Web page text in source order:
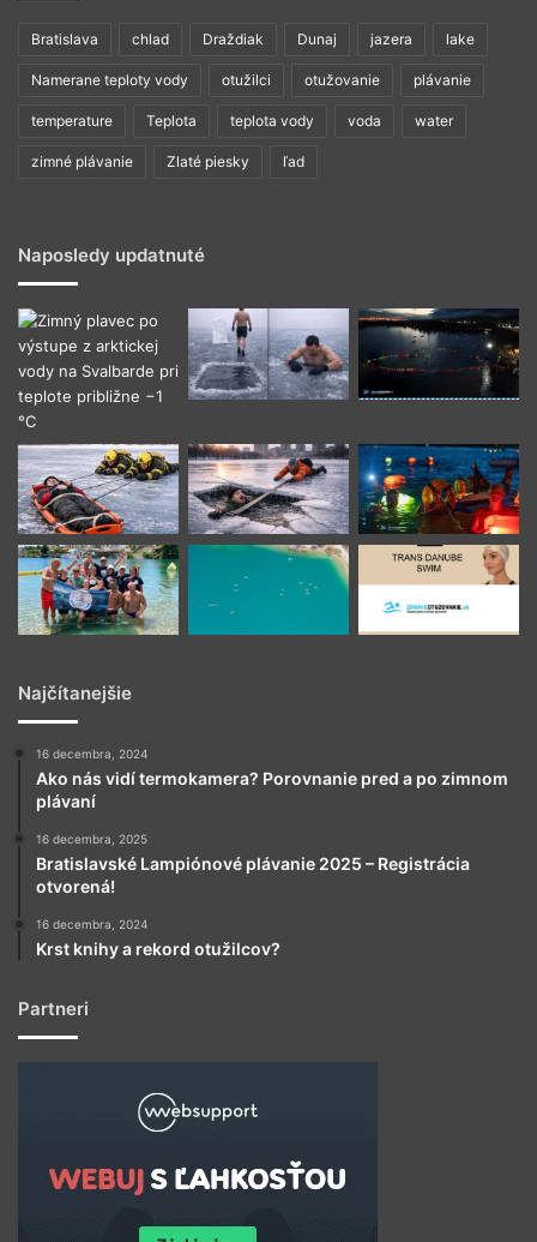
Bratislava chlad Draždiak Dunaj jazera lake
Namerane teploty vody otužilci otužovanie plávanie
temperature Teplota teplota vody voda water
zimné plávanie Zlaté piesky ľad
Naposledy updatnuté
Najčítanejšie
16 decembra, 2024
Ako nás vidí termokamera? Porovnanie pred a po zimnom
plávaní
16 decembra, 2025
Bratislavské Lampiónové plávanie 2025 – Registrácia
otvorená!
16 decembra, 2024
Krst knihy a rekord otužilcov?
Partneri